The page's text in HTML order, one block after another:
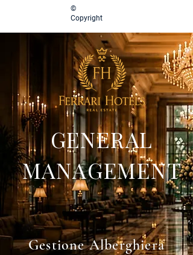
©
Copyright
GENERAL
MANAGEMENT
Gestione Alberghiera